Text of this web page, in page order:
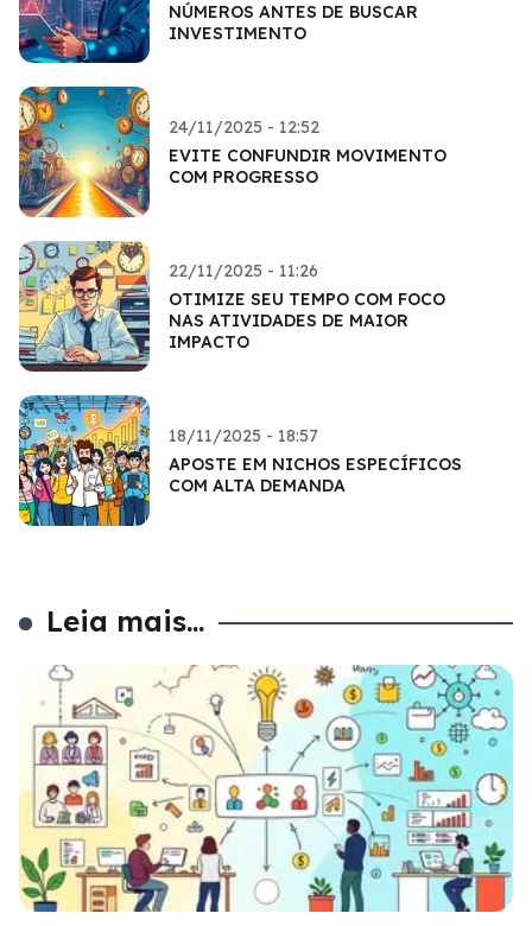
NÚMEROS ANTES DE BUSCAR
INVESTIMENTO
24/11/2025 - 12:52
EVITE CONFUNDIR MOVIMENTO
COM PROGRESSO
22/11/2025 - 11:26
OTIMIZE SEU TEMPO COM FOCO
NAS ATIVIDADES DE MAIOR
IMPACTO
18/11/2025 - 18:57
APOSTE EM NICHOS ESPECÍFICOS
COM ALTA DEMANDA
Leia mais...